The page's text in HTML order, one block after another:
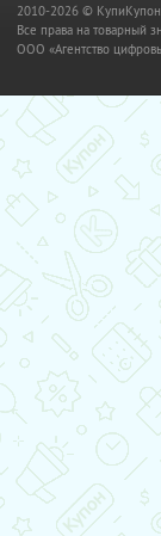
2010-2026 ©
Все права на товарный
OOO «Агентство